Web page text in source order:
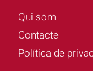
Qui som
Contacte
Política de